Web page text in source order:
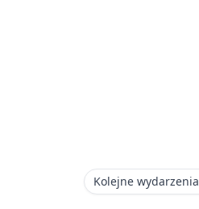
Kolejne wydarzenia